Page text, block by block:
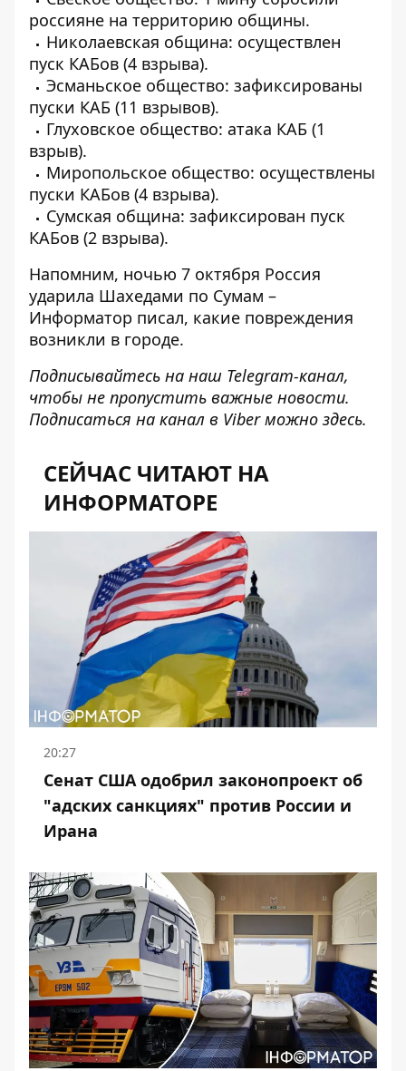
россияне на территорию общины.
Николаевская община: осуществлен
пуск КАБов (4 взрыва).
Эсманьское общество: зафиксированы
пуски КАБ (11 взрывов).
Глуховское общество: атака КАБ (1
взрыв).
Миропольское общество: осуществлены
пуски КАБов (4 взрыва).
Сумская община: зафиксирован пуск
КАБов (2 взрыва).
Напомним, ночью 7 октября Россия
ударила Шахедами по Сумам –
Информатор писал, какие повреждения
возникли в городе.
Подписывайтесь на наш Telegram-канал,
чтобы не пропустить важные новости.
Подписаться на канал в Viber можно здесь.
СЕЙЧАС ЧИТАЮТ НА
ИНФОРМАТОРЕ
20:27
Сенат США одобрил законопроект об
"адских санкциях" против России и
Ирана